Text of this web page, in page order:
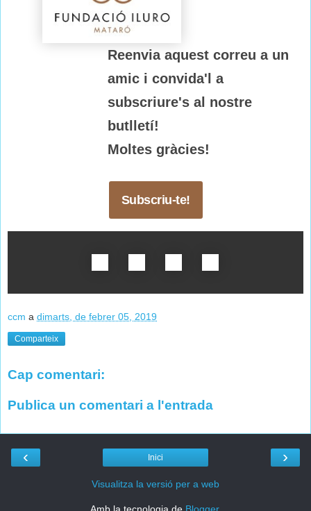
Reenvia aquest correu a un
amic i convida'l a
subscriure's al nostre
butlletí!
Moltes gràcies!
Subscriu-te!
ccm a dimarts, de febrer 05, 2019
Comparteix
Cap comentari:
Publica un comentari a l'entrada
‹ ›
Inici
Visualitza la versió per a web